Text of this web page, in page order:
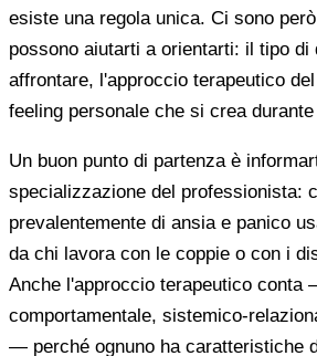
esiste una regola unica. Ci sono
possono aiutarti a orientarti: il tipo di
affrontare, l'approccio terapeutico
feeling personale che si crea
Un buon punto di partenza è
specializzazione del professionista:
prevalentemente di ansia e panico
da chi lavora con le coppie o con i
Anche l'approccio terapeutico conta
comportamentale, sistemico-
— perché ognuno ha caratteristiche